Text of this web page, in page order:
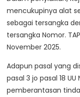
mencukupinya alat
sebagai tersangka
tersangka Nomor.
November 2025.
Adapun pasal yang
pasal 3 jo pasal 18
pemberantasan